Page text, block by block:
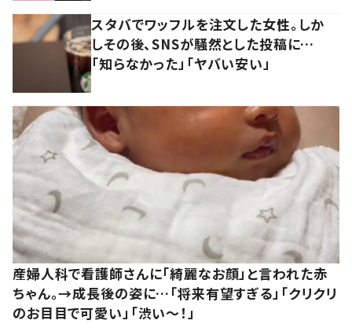
スタバでワッフルを注文した女性。しか
しその後、SNSが騒然とした投稿に…
「知らなかった」「ヤバい安い」
産婦人科で看護師さんに「綺麗なお顔」と言われた赤
ちゃん。→成長後の姿に…「将来有望すぎる」「クリクリ
のお目目で可愛い」「渋い～！」